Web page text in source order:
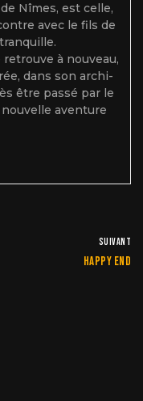
Nîmes, est celle,
avec le fils de
à nouveau,
dans son archi-
être passé par le
aventure
SUIVANT
Happy end